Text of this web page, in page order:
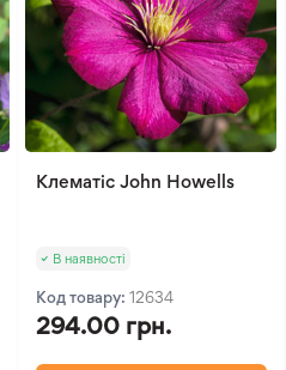
Клематіс John Howells
В наявності
Код товару: 12634
294.00 грн.